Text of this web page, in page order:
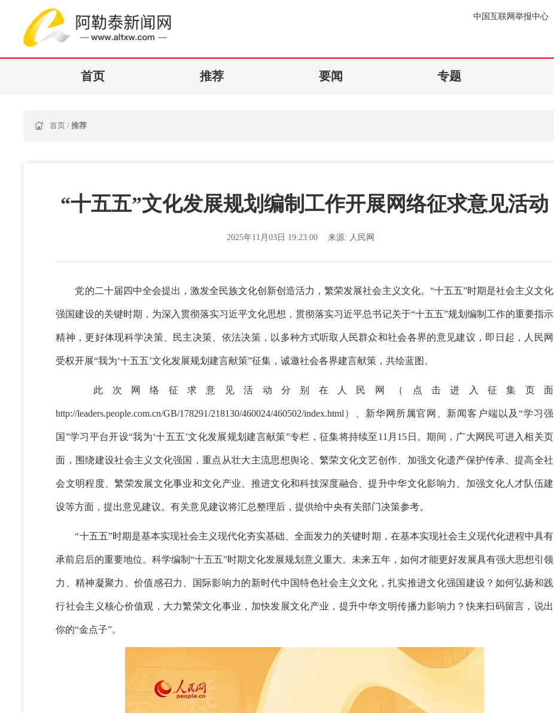
中国互联网举报中心
首页 推荐 要闻 专题
首页 / 推荐
“十五五”文化发展规划编制工作开展网络征求意见活动
2025年11月03日 19:23:00 来源: 人民网
党的二十届四中全会提出，激发全民族文化创新创造活力，繁荣发展社会主义文化。“十五五”时期是社会主义文化
强国建设的关键时期，为深入贯彻落实习近平文化思想，贯彻落实习近平总书记关于“十五五”规划编制工作的重要指示
精神，更好体现科学决策、民主决策、依法决策，以多种方式听取人民群众和社会各界的意见建议，即日起，人民网
受权开展“我为‘十五五’文化发展规划建言献策”征集，诚邀社会各界建言献策，共绘蓝图。
此次网络征求意见活动分别在人民网（点击进入征集页面
http://leaders.people.com.cn/GB/178291/218130/460024/460502/index.html）、新华网所属官网、新闻客户端以及“学习强
国”学习平台开设“我为‘十五五’文化发展规划建言献策”专栏，征集将持续至11月15日。期间，广大网民可进入相关页
面，围绕建设社会主义文化强国，重点从壮大主流思想舆论、繁荣文化文艺创作、加强文化遗产保护传承、提高全社
会文明程度、繁荣发展文化事业和文化产业、推进文化和科技深度融合、提升中华文化影响力、加强文化人才队伍建
设等方面，提出意见建议。有关意见建议将汇总整理后，提供给中央有关部门决策参考。
“十五五”时期是基本实现社会主义现代化夯实基础、全面发力的关键时期，在基本实现社会主义现代化进程中具有
承前启后的重要地位。科学编制“十五五”时期文化发展规划意义重大。未来五年，如何才能更好发展具有强大思想引领
力、精神凝聚力、价值感召力、国际影响力的新时代中国特色社会主义文化，扎实推进文化强国建设？如何弘扬和践
行社会主义核心价值观，大力繁荣文化事业，加快发展文化产业，提升中华文明传播力影响力？快来扫码留言，说出
你的“金点子”。